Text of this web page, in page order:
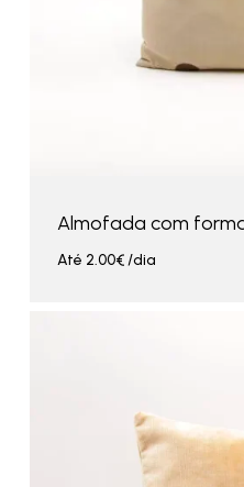
Almofada com
Até 2.00€/dia